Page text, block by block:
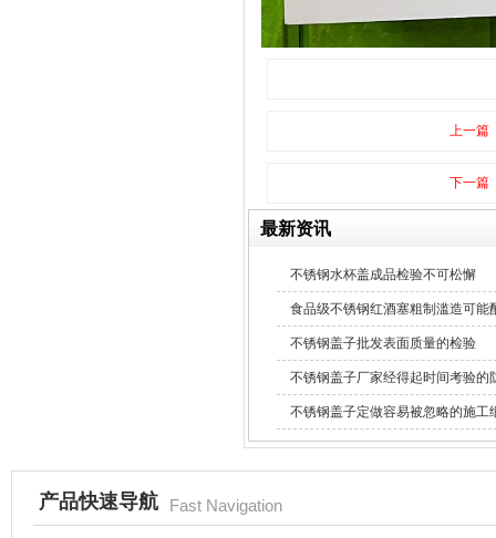
上一篇
下一篇
最新资讯
不锈钢水杯盖成品检验不可松懈
食品级不锈钢红酒塞粗制滥造可能
不锈钢盖子批发表面质量的检验
不锈钢盖子厂家经得起时间考验的
不锈钢盖子定做容易被忽略的施工
产品快速导航 Fast Navigation